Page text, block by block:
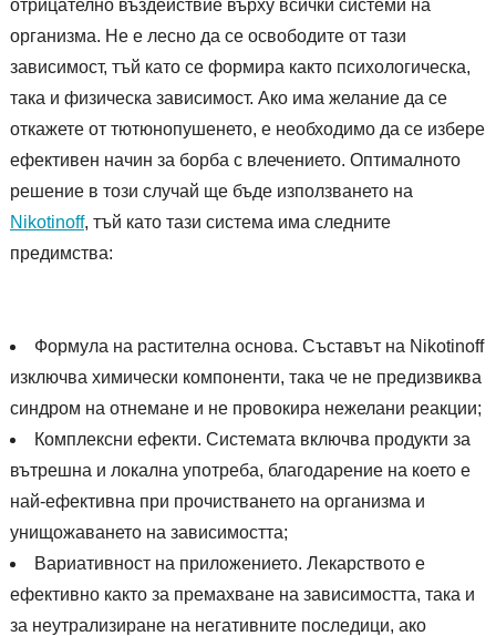
отрицателно въздействие върху всички системи на
организма. Не е лесно да се освободите от тази
зависимост, тъй като се формира както психологическа,
така и физическа зависимост. Ако има желание да се
откажете от тютюнопушенето, е необходимо да се избере
ефективен начин за борба с влечението. Оптималното
решение в този случай ще бъде използването на
Nikotinoff, тъй като тази система има следните
предимства:
Формула на растителна основа. Съставът на Nikotinoff
изключва химически компоненти, така че не предизвиква
синдром на отнемане и не провокира нежелани реакции;
Комплексни ефекти. Системата включва продукти за
вътрешна и локална употреба, благодарение на което е
най-ефективна при прочистването на организма и
унищожаването на зависимостта;
Вариативност на приложението. Лекарството е
ефективно както за премахване на зависимостта, така и
за неутрализиране на негативните последици, ако